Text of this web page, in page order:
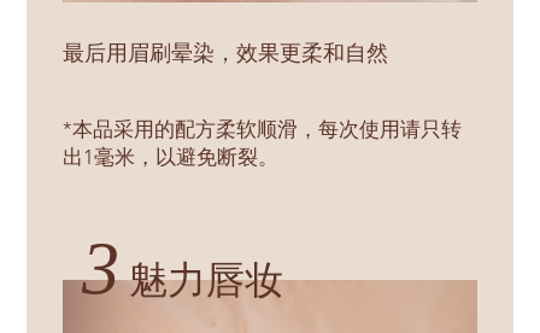
最后用眉刷晕染，效果更柔和自然
*本品采用的配方柔软顺滑，每次使用请只转
出1毫米，以避免断裂。
3魅力唇妆